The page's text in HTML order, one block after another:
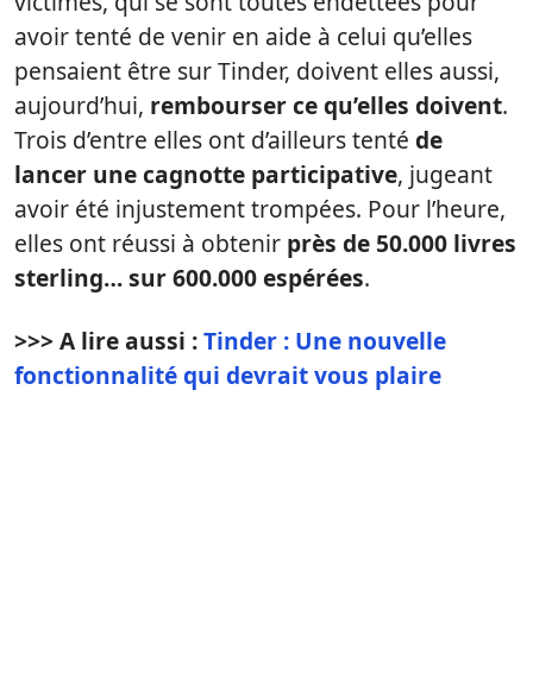
avoir tenté de venir en aide à celui qu’elles
pensaient être sur Tinder, doivent elles aussi,
aujourd’hui, rembourser ce qu’elles doivent.
Trois d’entre elles ont d’ailleurs tenté de
lancer une cagnotte participative, jugeant
avoir été injustement trompées. Pour l’heure,
elles ont réussi à obtenir près de 50.000 livres
sterling… sur 600.000 espérées.
>>> A lire aussi :Tinder : Une nouvelle
fonctionnalité qui devrait vous plaire